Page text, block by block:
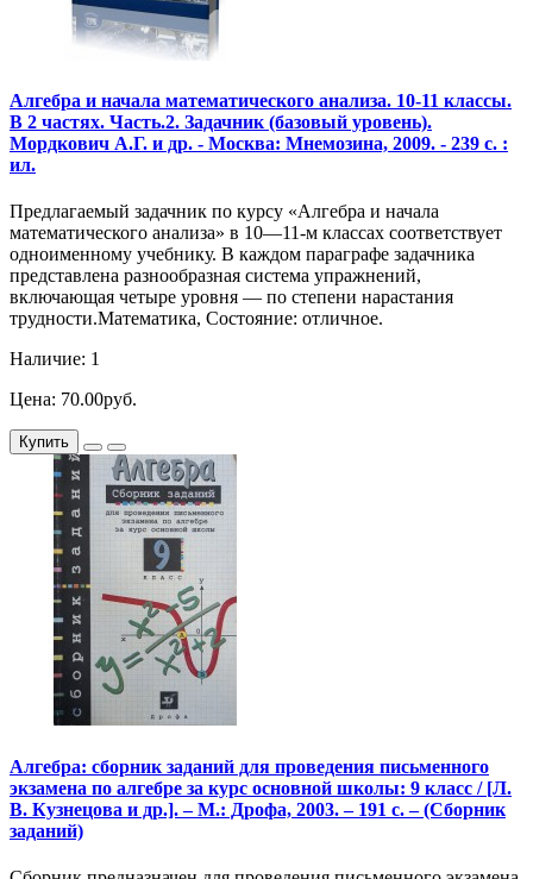
Алгебра и начала математического анализа. 10-11 классы.
В 2 частях. Часть.2. Задачник (базовый уровень).
Мордкович А.Г. и др. - Москва: Мнемозина, 2009. - 239 с. :
ил.
Предлагаемый задачник по курсу «Алгебра и начала
математического анализа» в 10—11-м классах соответствует
одноименному учебнику. В каждом параграфе задачника
представлена разнообразная система упражнений,
включающая четыре уровня — по степени нарастания
трудности.Математика, Состояние: отличное.
Наличие: 1
Цена: 70.00руб.
Купить
Алгебра: сборник заданий для проведения письменного
экзамена по алгебре за курс основной школы: 9 класс / [Л.
В. Кузнецова и др.]. – М.: Дрофа, 2003. – 191 с. – (Сборник
заданий)